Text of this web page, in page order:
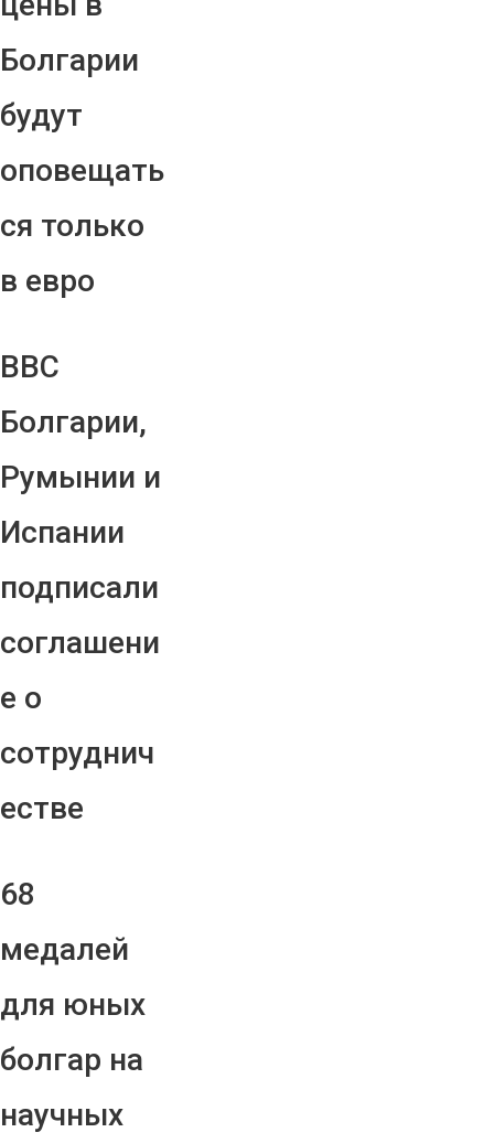
Болгарии
будут
оповещать
ся только
в евро
ВВС
Болгарии,
Румынии и
Испании
подписали
соглашени
е о
сотруднич
естве
68
медалей
для юных
болгар на
научных